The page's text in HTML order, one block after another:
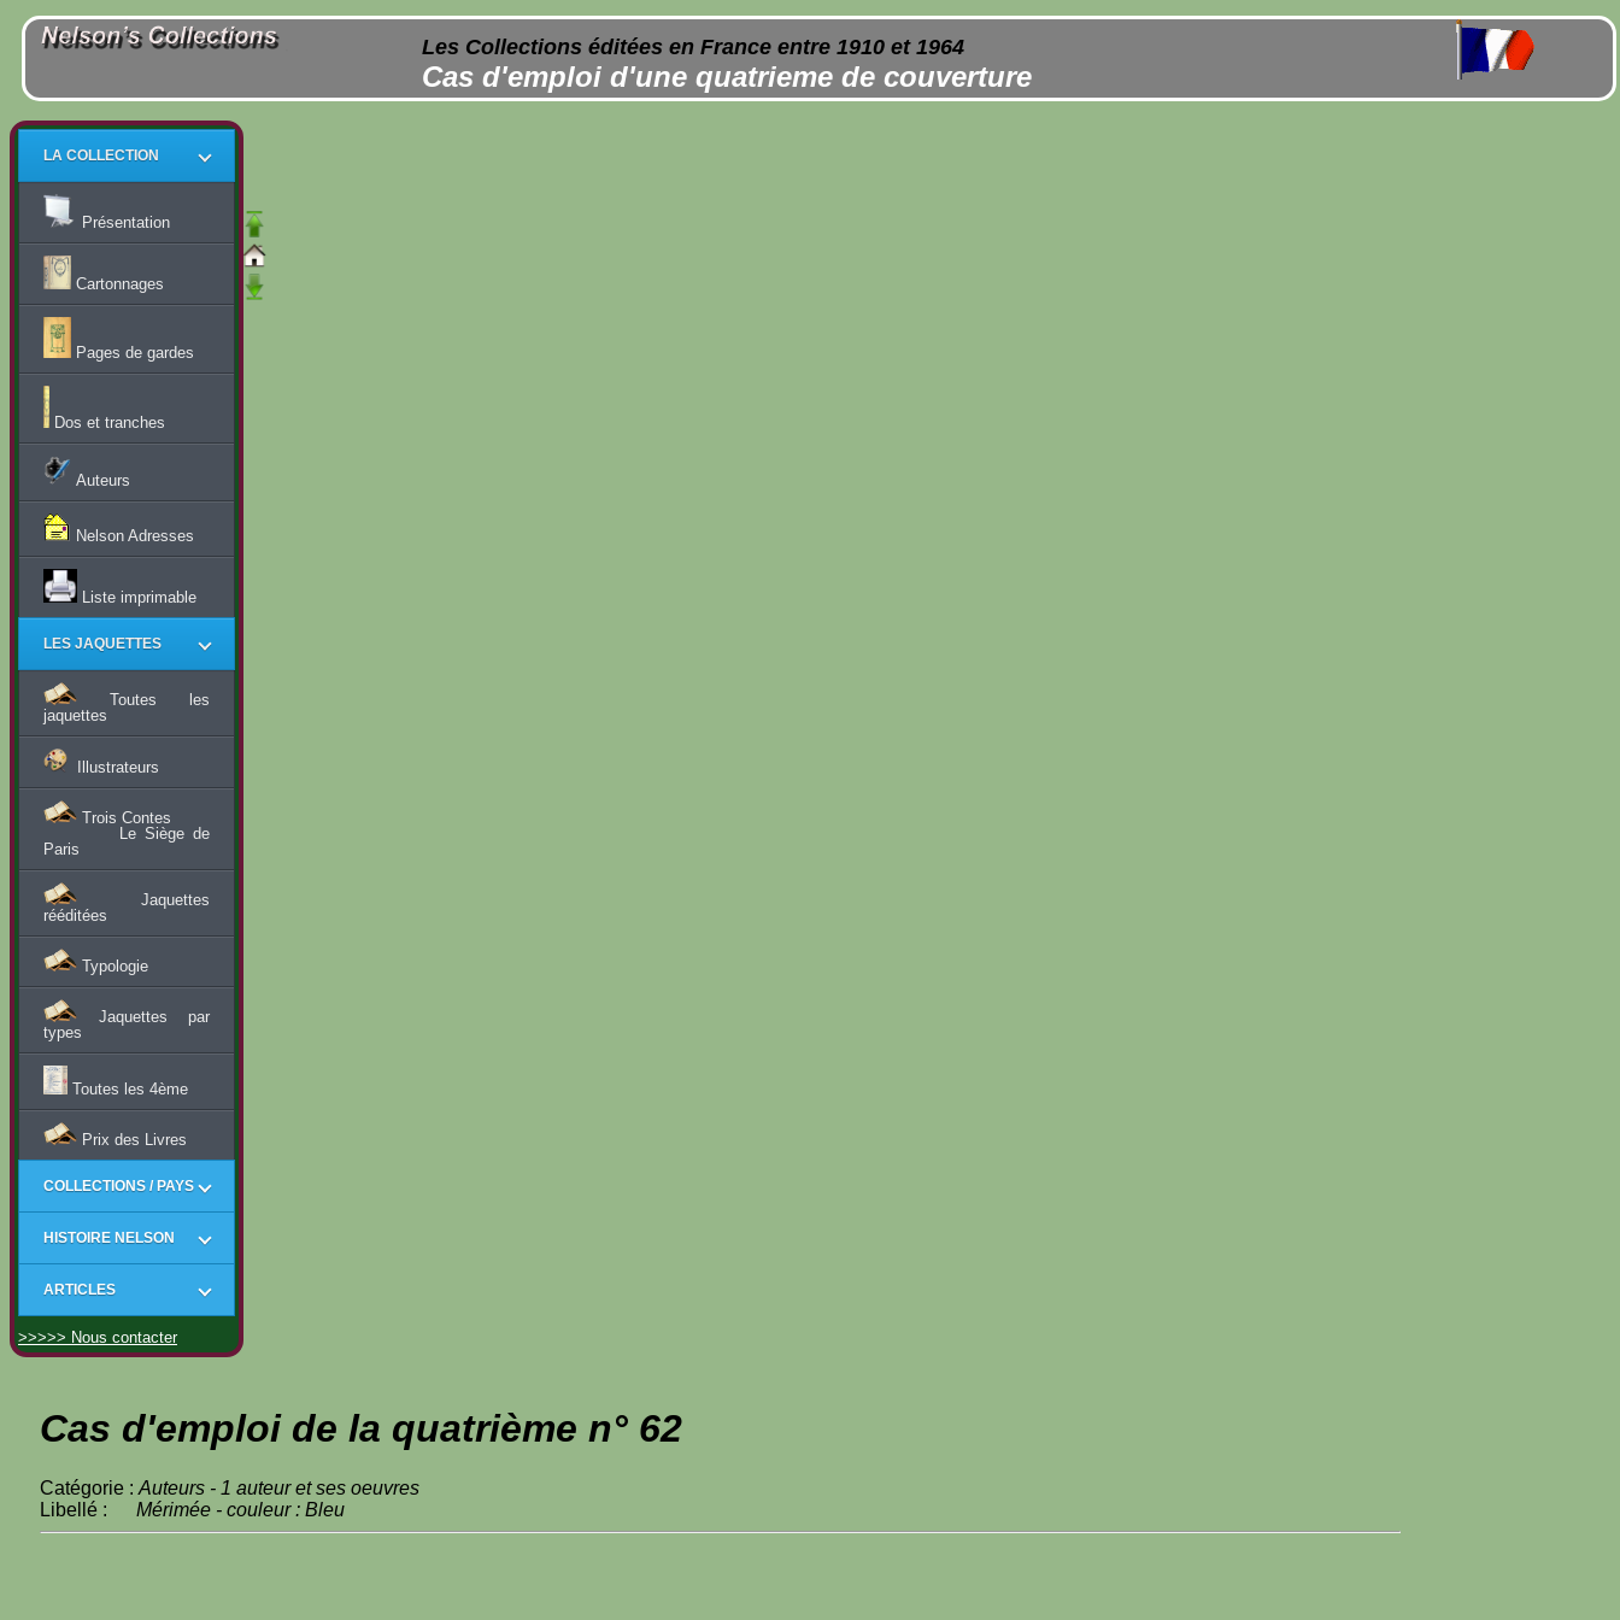
Les Collections éditées en France entre 1910 et 1964
Cas d'emploi d'une quatrieme de couverture
LA COLLECTION
Présentation
Cartonnages
Pages de gardes
Dos et tranches
Auteurs
Nelson Adresses
Liste imprimable
LES JAQUETTES
Toutes les
jaquettes
Illustrateurs
Trois Contes
Le Siège de
Paris
Jaquettes
rééditées
Typologie
Jaquettes par
types
Toutes les 4ème
Prix des Livres
COLLECTIONS / PAYS
HISTOIRE NELSON
ARTICLES
>>>>> Nous contacter
Cas d'emploi de la quatrième n° 62
Catégorie : Auteurs - 1 auteur et ses oeuvres
Libellé : Mérimée - couleur : Bleu